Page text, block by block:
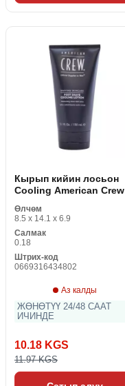
Кырып кийин лосьон
Cooling American Crew
Өлчөм
8.5 x 14.1 x 6.9
Салмак
0.18
Штрих-код
0669316434802
Аз калды
ЖӨНӨТҮҮ 24/48 СААТ
ИЧИНДЕ
10.18 KGS
11.97 KGS